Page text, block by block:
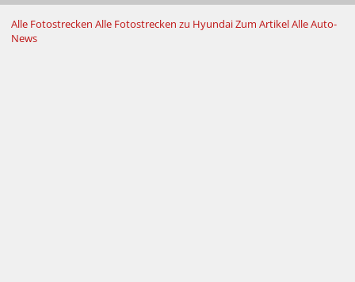
Alle Fotostrecken Alle Fotostrecken zu HyundaiZum ArtikelAlle Auto-
News